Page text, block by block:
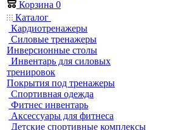
Корзина 0
Каталог
Кардиотренажеры
Силовые тренажеры
Инверсионные столы
Инвентарь для силовых
тренировок
Покрытия под тренажеры
Спортивная одежда
Фитнес инвентарь
Аксессуары для фитнеса
Детские спортивные комплексы